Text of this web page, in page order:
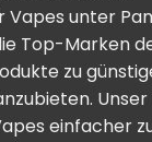
unter
Top-Marken
zu
Unser
einfacher